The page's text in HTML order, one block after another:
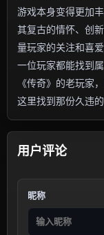
游戏本身变得更加
其复古的情怀、创
量玩家的关注和喜
一位玩家都能找到
《传奇》的老玩家
这里找到那份久违的
用户评论
昵称